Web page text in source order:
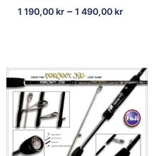
1 190,00 kr – 1 490,00 kr